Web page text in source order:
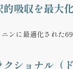
的吸収を最大
ンに最適化された
クショナル（